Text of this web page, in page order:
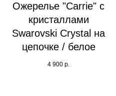
Ожерелье "Carrie" с
кристаллами
Swarovski Crystal на
цепочке / белое
4 900 р.